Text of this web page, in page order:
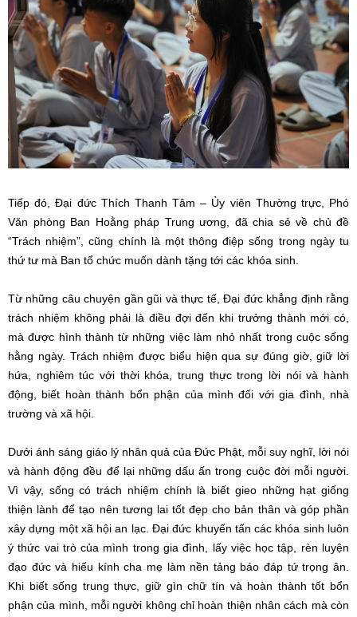
Tiếp đó, Đại đức Thích Thanh Tâm – Ủy viên Thường trực, Phó
Văn phòng Ban Hoằng pháp Trung ương, đã chia sẻ về chủ đề
“Trách nhiệm”, cũng chính là một thông điệp sống trong ngày tu
thứ tư mà Ban tổ chức muốn dành tặng tới các khóa sinh.
Từ những câu chuyện gần gũi và thực tế, Đại đức khẳng định rằng
trách nhiệm không phải là điều đợi đến khi trưởng thành mới có,
mà được hình thành từ những việc làm nhỏ nhất trong cuộc sống
hằng ngày. Trách nhiệm được biểu hiện qua sự đúng giờ, giữ lời
hứa, nghiêm túc với thời khóa, trung thực trong lời nói và hành
động, biết hoàn thành bổn phận của mình đối với gia đình, nhà
trường và xã hội.
Dưới ánh sáng giáo lý nhân quả của Đức Phật, mỗi suy nghĩ, lời nói
và hành động đều để lại những dấu ấn trong cuộc đời mỗi người.
Vì vậy, sống có trách nhiệm chính là biết gieo những hạt giống
thiện lành để tạo nên tương lai tốt đẹp cho bản thân và góp phần
xây dựng một xã hội an lạc. Đại đức khuyến tấn các khóa sinh luôn
ý thức vai trò của mình trong gia đình, lấy việc học tập, rèn luyện
đạo đức và hiếu kính cha mẹ làm nền tảng báo đáp tứ trọng ân.
Khi biết sống trung thực, giữ gìn chữ tín và hoàn thành tốt bổn
phận của mình, mỗi người không chỉ hoàn thiện nhân cách mà còn